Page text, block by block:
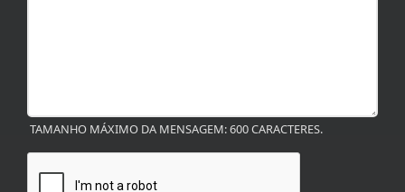
TAMANHO MÁXIMO DA MENSAGEM: 600 CARACTERES.